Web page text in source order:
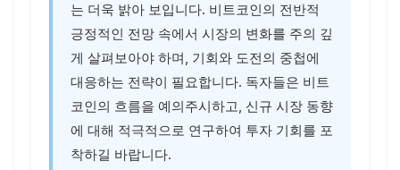
는 더욱 밝아 보입니다. 비트코인의 전반적
긍정적인 전망 속에서 시장의 변화를 주의 깊
게 살펴보아야 하며, 기회와 도전의 중첩에
대응하는 전략이 필요합니다. 독자들은 비트
코인의 흐름을 예의주시하고, 신규 시장 동향
에 대해 적극적으로 연구하여 투자 기회를 포
착하길 바랍니다.